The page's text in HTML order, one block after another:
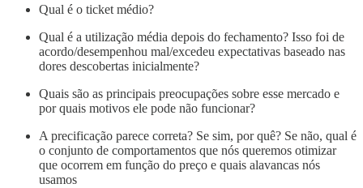
Qual é o ticket médio?
Qual é a utilização média depois do fechamento? Isso foi de
acordo/desempenhou mal/excedeu expectativas baseado nas
dores descobertas inicialmente?
Quais são as principais preocupações sobre esse mercado e
por quais motivos ele pode não funcionar?
A precificação parece correta? Se sim, por quê? Se não, qual é
o conjunto de comportamentos que nós queremos otimizar
que ocorrem em função do preço e quais alavancas nós
usamos